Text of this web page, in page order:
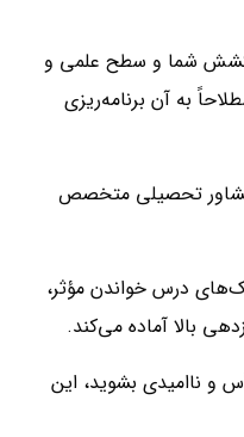
کشش شما و سطح علمی و
به آن برنامه‌ریزی
تحصیلی متخصص
درس خواندن مؤثر،
بالا آماده می‌کند.
و ناامیدی بشوید، این